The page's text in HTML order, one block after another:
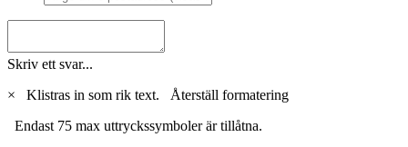
Skriv ett svar...
×
Klistras in som rik text. Återställ formatering
Endast 75 max uttryckssymboler är tillåtna.